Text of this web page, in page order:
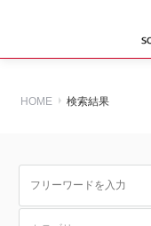
HOME 検索結果